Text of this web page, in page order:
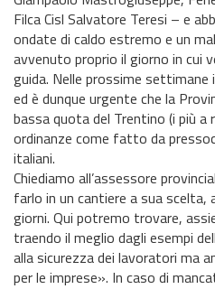
Filca Cisl Salvatore Teresi – e
ondate di caldo estremo e un
avvenuto proprio il giorno in cui
guida. Nelle prossime
ed è dunque urgente che la
bassa quota del Trentino (i più a
ordinanze come fatto da
italiani.
Chiediamo all’assessore
farlo in un cantiere a sua scelta,
giorni. Qui potremo trovare,
traendo il meglio dagli esempi
alla sicurezza dei lavoratori ma
per le imprese». In caso di